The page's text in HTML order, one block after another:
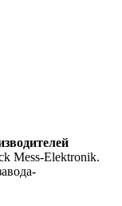
Mess-Elektronik.